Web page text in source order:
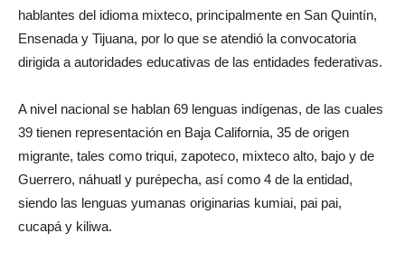
hablantes del idioma mixteco, principalmente en San Quintín,
Ensenada y Tijuana, por lo que se atendió la convocatoria
dirigida a autoridades educativas de las entidades federativas.
A nivel nacional se hablan 69 lenguas indígenas, de las cuales
39 tienen representación en Baja California, 35 de origen
migrante, tales como triqui, zapoteco, mixteco alto, bajo y de
Guerrero, náhuatl y purépecha, así como 4 de la entidad,
siendo las lenguas yumanas originarias kumiai, pai pai,
cucapá y kiliwa.